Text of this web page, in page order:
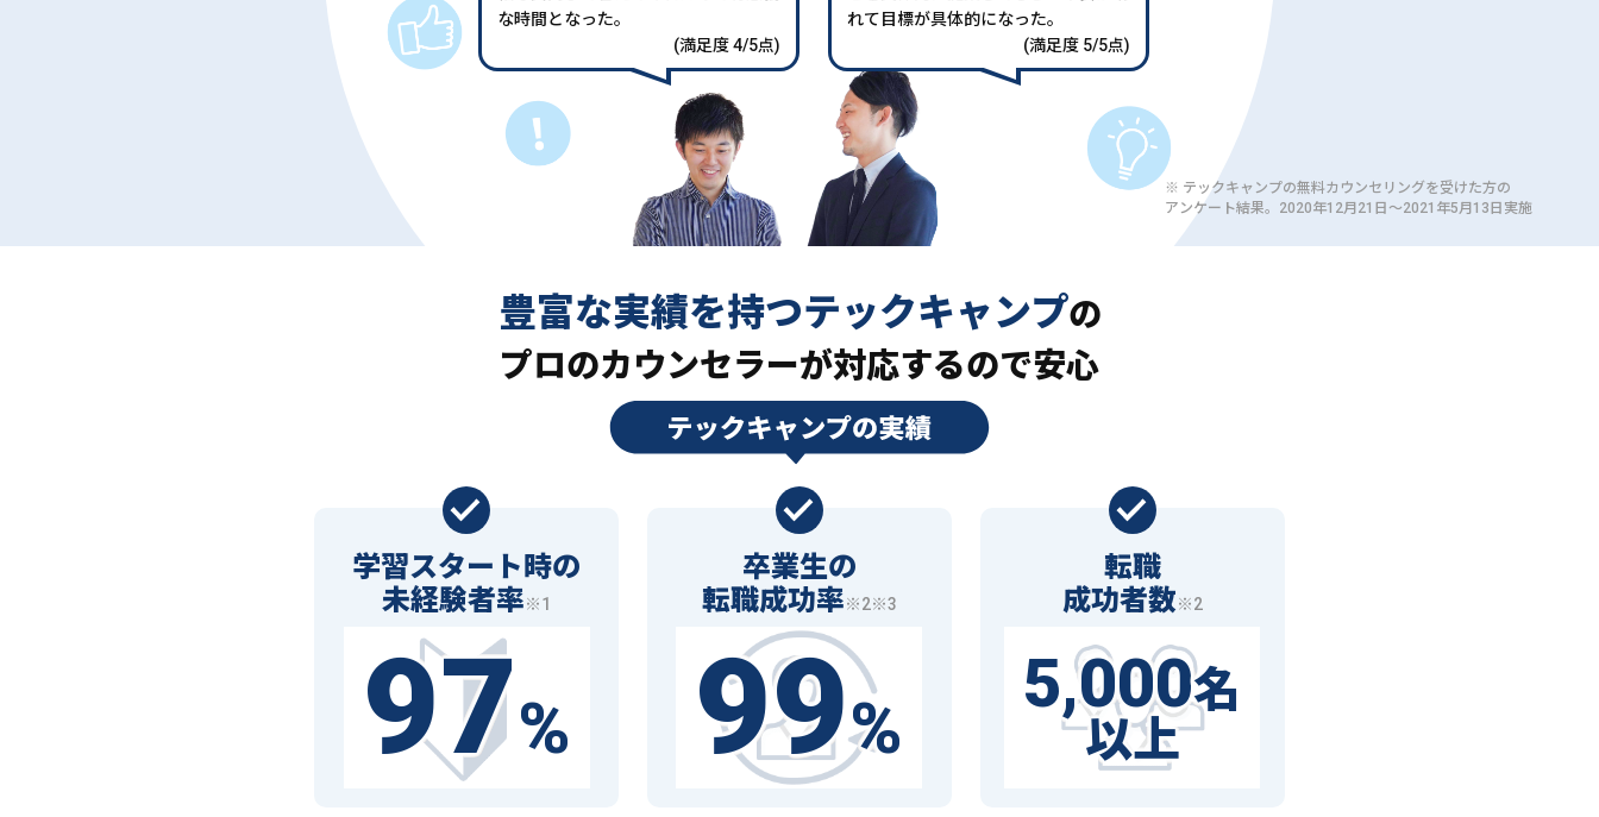
な時間となった。
(満足度 4/5点)
れて目標が具体的になった。
(満足度 5/5点)
※ テックキャンプの無料カウンセリングを受けた方の
アンケート結果。2020年12月21日〜2021年5月13日実施
豊富な実績を持つテックキャンプの
プロのカウンセラーが対応するので安心
学習スタート時の
未経験者率※1
97%
卒業生の
転職成功率※2※3
99%
転職
成功者数※2
5,000名
以上